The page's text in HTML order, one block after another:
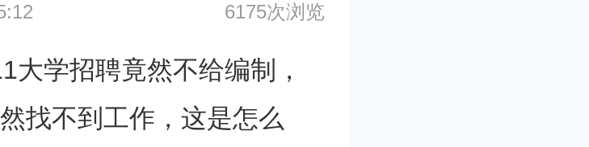
6175次浏览
大学招聘竟然不给编制，
找不到工作，这是怎么